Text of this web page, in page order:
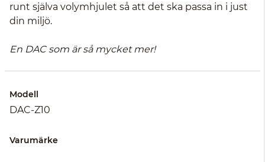
runt själva volymhjulet så att det ska passa in i just
din miljö.
En DAC som är så mycket mer!
Modell
DAC-Z10
Varumärke